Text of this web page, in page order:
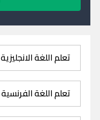
تعلم اللغة الانجليزية
تعلم اللغة الفرنسية